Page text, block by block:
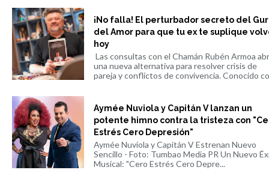
¡No falla! El perturbador secreto del
del Amor para que tu ex te suplique
hoy
Las consultas con el Chamán Rubén Armoa
una nueva alternativa para resolver crisis de
pareja y conflictos de convivencia. Conocido
Aymée Nuviola y Capitán V lanzan un
potente himno contra la tristeza con
Estrés Cero Depresión"
Aymée Nuviola y Capitán V Estrenan Nuevo
Sencillo - Foto: Tumbao Media PR Un Nuevo
Musical: "Cero Estrés Cero Depre...